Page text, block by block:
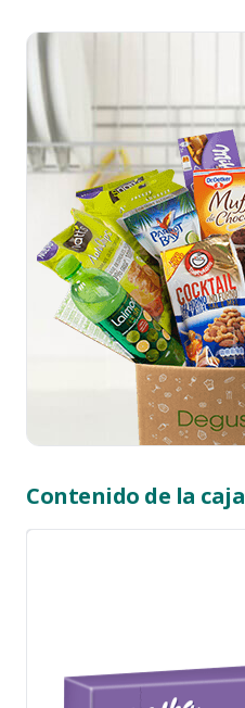
Contenido de la caja